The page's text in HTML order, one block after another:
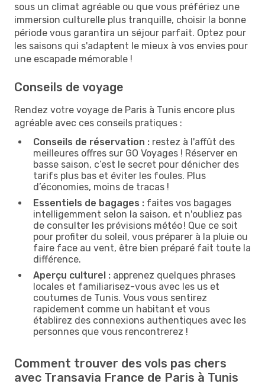
sous un climat agréable ou que vous préfériez une
immersion culturelle plus tranquille, choisir la bonne
période vous garantira un séjour parfait. Optez pour
les saisons qui s'adaptent le mieux à vos envies pour
une escapade mémorable !
Conseils de voyage
Rendez votre voyage de Paris à Tunis encore plus
agréable avec ces conseils pratiques :
Conseils de réservation : restez à l'affût des
meilleures offres sur GO Voyages ! Réserver en
basse saison, c’est le secret pour dénicher des
tarifs plus bas et éviter les foules. Plus
d’économies, moins de tracas !
Essentiels de bagages : faites vos bagages
intelligemment selon la saison, et n'oubliez pas
de consulter les prévisions météo ! Que ce soit
pour profiter du soleil, vous préparer à la pluie ou
faire face au vent, être bien préparé fait toute la
différence.
Aperçu culturel : apprenez quelques phrases
locales et familiarisez-vous avec les us et
coutumes de Tunis. Vous vous sentirez
rapidement comme un habitant et vous
établirez des connexions authentiques avec les
personnes que vous rencontrerez !
Comment trouver des vols pas chers
avec Transavia France de Paris à Tunis